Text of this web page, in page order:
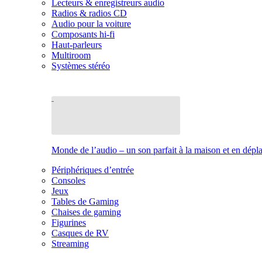
Lecteurs & enregistreurs audio
Radios & radios CD
Audio pour la voiture
Composants hi-fi
Haut-parleurs
Multiroom
Systèmes stéréo
Monde de l’audio – un son parfait à la maison et en
Périphériques d’entrée
Consoles
Jeux
Tables de Gaming
Chaises de gaming
Figurines
Casques de RV
Streaming